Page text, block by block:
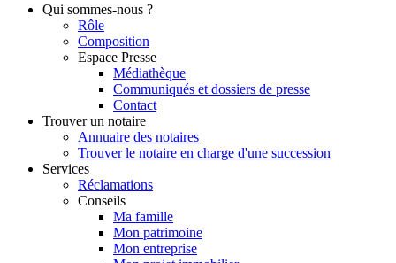
Qui sommes-nous ?
Rôle
Composition
Espace Presse
Médiathèque
Communiqués et dossiers de presse
Contact
Trouver un notaire
Annuaire des notaires
Trouver le notaire en charge d'une succession
Services
Réclamations
Conseils
Ma famille
Mon patrimoine
Mon entreprise